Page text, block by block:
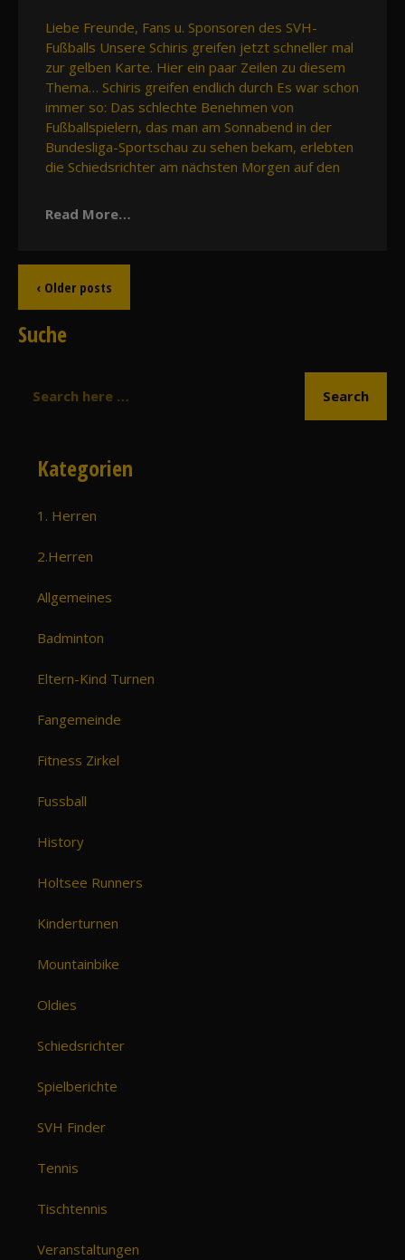
Liebe Freunde, Fans u. Sponsoren des SVH-
Fußballs Unsere Schiris greifen jetzt schneller mal
zur gelben Karte. Hier ein paar Zeilen zu diesem
Thema… Schiris greifen endlich durch Es war schon
immer so: Das schlechte Benehmen von
Fußballspielern, das man am Sonnabend in der
Bundesliga-Sportschau zu sehen bekam, erlebten
die Schiedsrichter am nächsten Morgen auf den
Read More…
‹ Older posts
Suche
Kategorien
1. Herren
2.Herren
Allgemeines
Badminton
Eltern-Kind Turnen
Fangemeinde
Fitness Zirkel
Fussball
History
Holtsee Runners
Kinderturnen
Mountainbike
Oldies
Schiedsrichter
Spielberichte
SVH Finder
Tennis
Tischtennis
Veranstaltungen